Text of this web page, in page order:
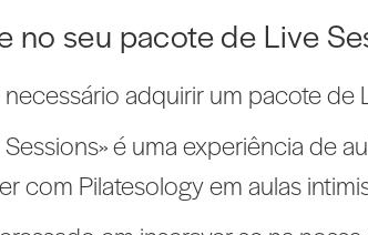
no seu pacote de Live
adquirir um pacote
Sessions» é uma experiência de
com Pilatesology em aulas